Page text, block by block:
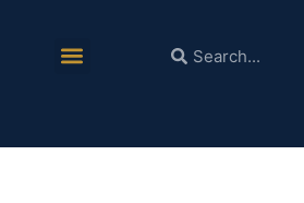
دكتور محمود محيي الدين: